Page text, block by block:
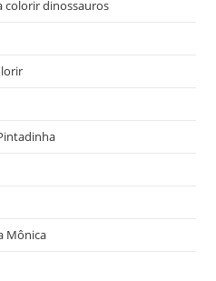
colorir dinossauros
Mônica